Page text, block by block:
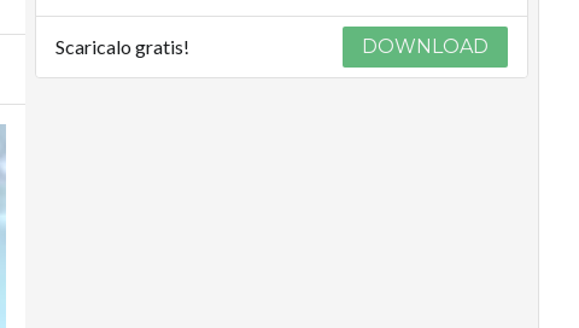
Scaricalo gratis! DOWNLOAD